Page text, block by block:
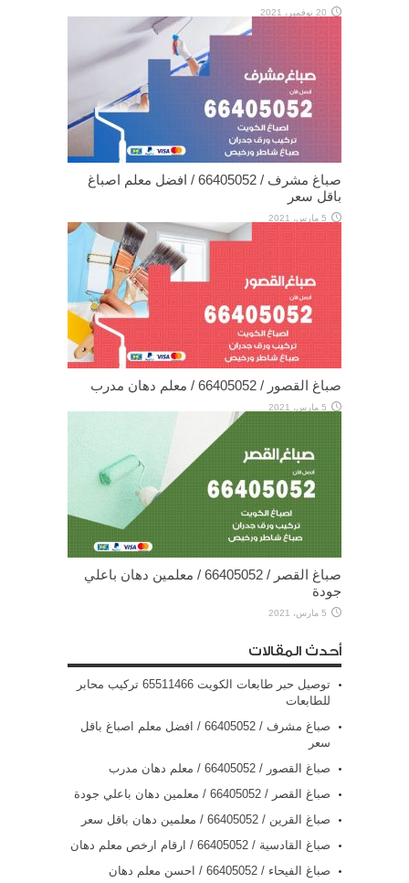
20 نوفمبر، 2021
صباغ مشرف / 66405052 / افضل معلم اصباغ
باقل سعر
5 مارس، 2021
صباغ القصور / 66405052 / معلم دهان مدرب
5 مارس، 2021
صباغ القصر / 66405052 / معلمين دهان باعلي
جودة
5 مارس، 2021
أحدث المقالات
توصيل حبر طابعات الكويت 65511466 تركيب محابر
للطابعات
صباغ مشرف / 66405052 / افضل معلم اصباغ باقل
سعر
صباغ القصور / 66405052 / معلم دهان مدرب
صباغ القصر / 66405052 / معلمين دهان باعلي جودة
صباغ القرين / 66405052 / معلمين دهان باقل سعر
صباغ القادسية / 66405052 / ارقام ارخص معلم دهان
صباغ الفيحاء / 66405052 / احسن معلم دهان